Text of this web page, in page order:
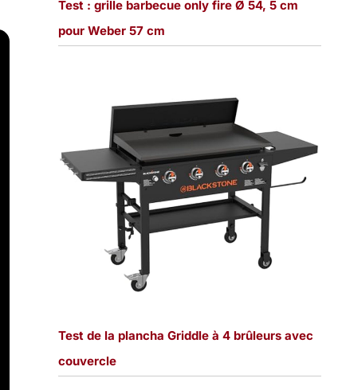
Test : grille barbecue only fire Ø 54, 5 cm
pour Weber 57 cm
Test de la plancha Griddle à 4 brûleurs avec
couvercle